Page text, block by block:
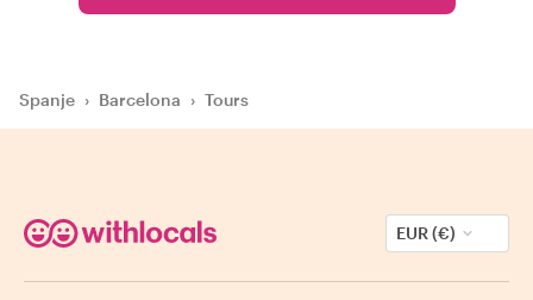
Spanje › Barcelona › Tours
EUR (€)